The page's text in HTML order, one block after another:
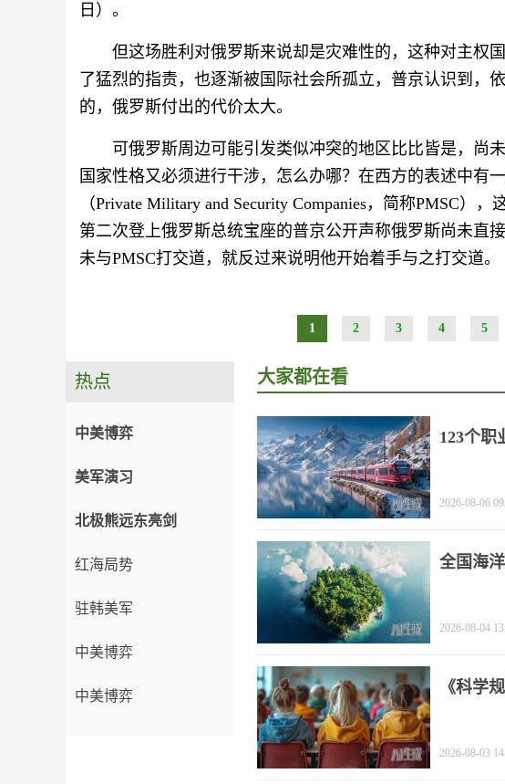
日）。
但这场胜利对俄罗斯来说却是灾难性的，这种对主权
了猛烈的指责，也逐渐被国际社会所孤立，普京认识到，
的，俄罗斯付出的代价太大。
可俄罗斯周边可能引发类似冲突的地区比比皆是，尚
国家性格又必须进行干涉，怎么办哪？在西方的表述中有
（Private Military and Security Companies，简称PMSC）
第二次登上俄罗斯总统宝座的普京公开声称俄罗斯尚未直
未与PMSC打交道，就反过来说明他开始着手与之打交道。
1 2 3 4 5
热点
中美博弈
美军演习
北极熊远东亮剑
红海局势
驻韩美军
中美博弈
中美博弈
大家都在看
123个职
2026-08-06
全国海
2026-08-04
《科学
2026-08-03